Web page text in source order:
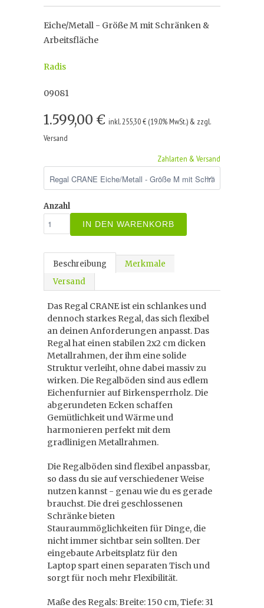
Eiche/Metall - Größe M mit Schränken &
Arbeitsfläche
Radis
09081
1.599,00 € inkl. 255,30 € (19.0% MwSt.) & zzgl.
Versand
Zahlarten & Versand
Anzahl
IN DEN WARENKORB
Beschreibung
Merkmale
Versand
Das Regal CRANE ist ein schlankes und
dennoch starkes Regal, das sich flexibel
an deinen Anforderungen anpasst. Das
Regal hat einen stabilen 2x2 cm dicken
Metallrahmen, der ihm eine solide
Struktur verleiht, ohne dabei massiv zu
wirken. Die Regalböden sind aus edlem
Eichenfurnier auf Birkensperrholz. Die
abgerundeten Ecken schaffen
Gemütlichkeit und Wärme und
harmonieren perfekt mit dem
gradlinigen Metallrahmen.
Die Regalböden sind flexibel anpassbar,
so dass du sie auf verschiedener Weise
nutzen kannst - genau wie du es gerade
brauchst. Die drei geschlossenen
Schränke bieten
Stauraummöglichkeiten für Dinge, die
nicht immer sichtbar sein sollten. Der
eingebaute Arbeitsplatz für den
Laptop spart einen separaten Tisch und
sorgt für noch mehr Flexibilität.
Maße des Regals: Breite: 150 cm, Tiefe: 31